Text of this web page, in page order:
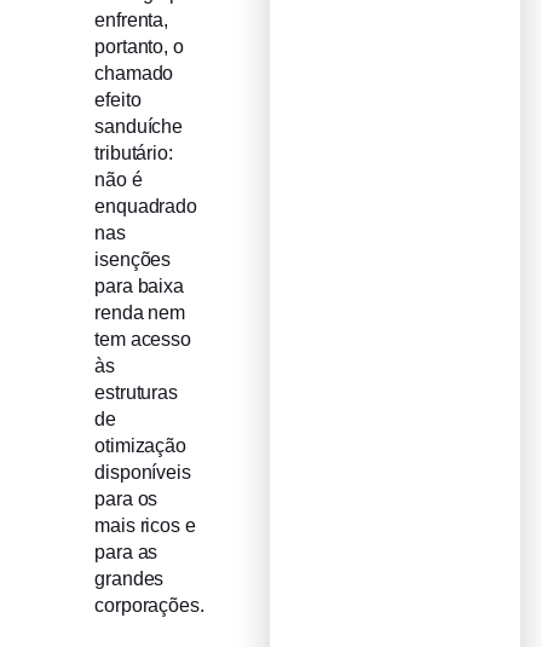
enfrenta,
portanto, o
chamado
efeito
sanduíche
tributário:
não é
enquadrado
nas
isenções
para baixa
renda nem
tem acesso
às
estruturas
de
otimização
disponíveis
para os
mais ricos e
para as
grandes
corporações.